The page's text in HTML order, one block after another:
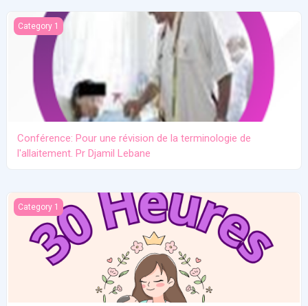
Conférence: Pour une révision de la terminologie de l'allaitement.
Category 1
Conférence: Pour une révision de la terminologie de
l'allaitement. Pr Djamil Lebane
Les problèmes communs en allaitement maternel
Category 1